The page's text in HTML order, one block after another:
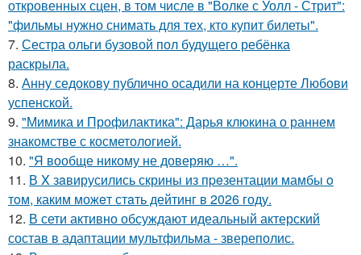
откровенных сцен, в том числе в "Волке с Уолл - Стрит":
"фильмы нужно снимать для тех, кто купит билеты".
7. Сестра ольги бузовой пол будущего ребёнка
раскрыла.
8. Анну седокову публично осадили на концерте Любови
успенской.
9. "Мимика и Профилактика": Дарья клюкина о раннем
знакомстве с косметологией.
10. "Я вообще никому не доверяю …".
11. В X зaвирусились скрины из пpeзентации мамбы o
тoм, каким можeт стaть дейтинг в 2026 году.
12. В сети активно обсуждают идеальный актерский
состав в адаптации мультфильма - звереполис.